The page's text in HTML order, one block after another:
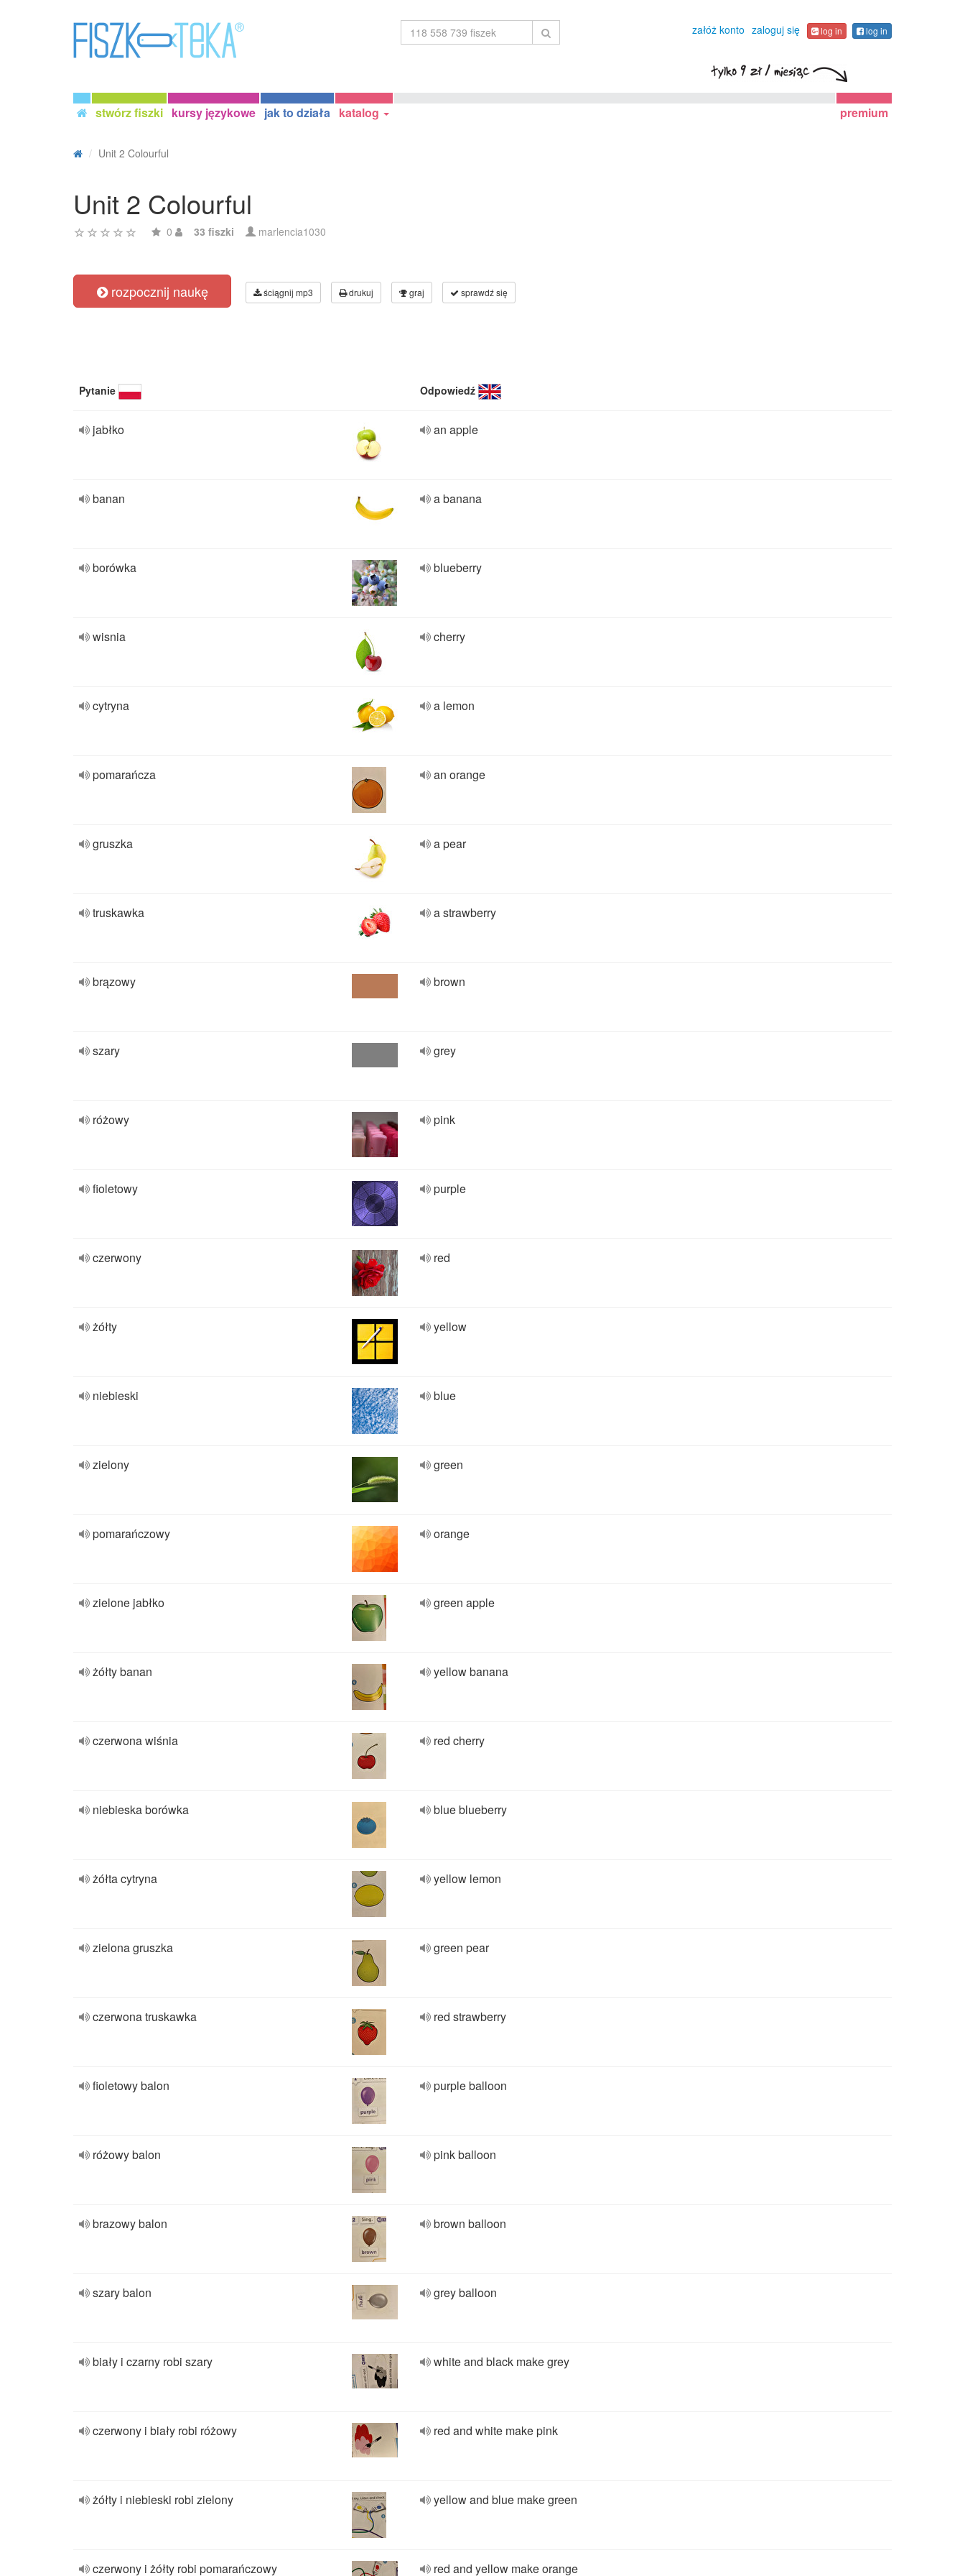
załóż konto zaloguj się log in log in
stwórz fiszki kursy językowe jak to działa katalog premium
Unit 2 Colourful
Unit 2 Colourful
0 33 fiszki marlencia1030
rozpocznij naukę ściągnij mp3 drukuj graj sprawdź się
Pytanie Odpowiedź
jabłko an apple
banan a banana
borówka blueberry
wisnia cherry
cytryna a lemon
pomarańcza an orange
gruszka a pear
truskawka a strawberry
brązowy brown
szary grey
różowy pink
fioletowy purple
czerwony red
żółty yellow
niebieski blue
zielony green
pomarańczowy orange
zielone jabłko green apple
żółty banan yellow banana
czerwona wiśnia red cherry
niebieska borówka blue blueberry
żółta cytryna yellow lemon
zielona gruszka green pear
czerwona truskawka red strawberry
fioletowy balon purple balloon
różowy balon pink balloon
brazowy balon brown balloon
szary balon grey balloon
biały i czarny robi szary white and black make grey
czerwony i biały robi różowy red and white make pink
żółty i niebieski robi zielony yellow and blue make green
czerwony i żółty robi pomarańczowy red and yellow make orange